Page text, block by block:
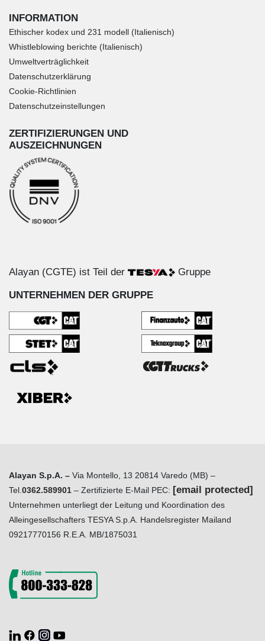
INFORMATION
Ethischer kodex und 231 modell (Italienisch)
Whistleblowing berichte (Italienisch)
Umweltverträglichkeit
Datenschutzerklärung
Cookie-Richtlinien
Datenschutzeinstellungen
ZERTIFIZIERUNGEN UND
AUSZEICHNUNGEN
Alayan (CGTE) ist Teil der Gruppe
UNTERNEHMEN DER GRUPPE
Alayan S.p.A. – Via Montello, 13 20814 Varedo (MB) –
Tel. 0362.589901 – Zertifizierte E-Mail PEC: [email protected]
Unternehmen unterliegt der Leitung und Koordination des
Alleingesellschafters TESYA S.p.A. Handelsregister Mailand
09217770156 R.E.A. MB/1875031